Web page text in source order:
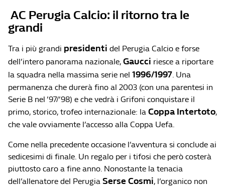
AC Perugia Calcio: il ritorno tra le
grandi
Tra i più grandi presidenti del Perugia Calcio e forse
dell’intero panorama nazionale, Gaucci riesce a riportare
la squadra nella massima serie nel 1996/1997. Una
permanenza che durerà fino al 2003 (con una parentesi in
Serie B nel ’97/’98) e che vedrà i Grifoni conquistare il
primo, storico, trofeo internazionale: la Coppa Intertoto,
che vale ovviamente l’accesso alla Coppa Uefa.
Come nella precedente occasione l’avventura si conclude ai
sedicesimi di finale. Un regalo per i tifosi che però costerà
piuttosto caro a fine anno. Nonostante la tenacia
dell’allenatore del Perugia Serse Cosmi, l’organico non